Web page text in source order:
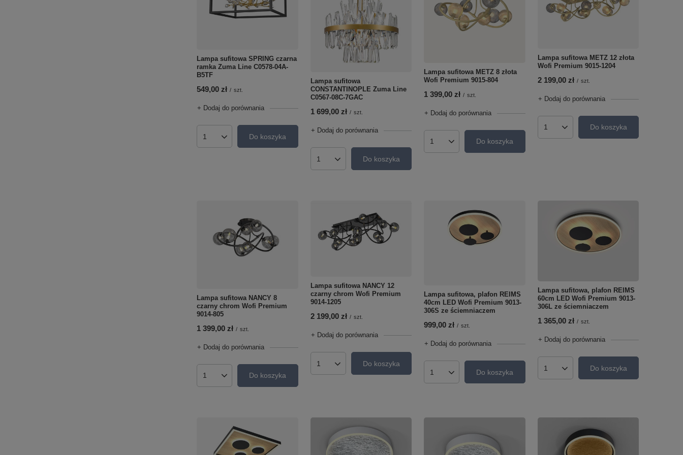
Lampa sufitowa SPRING czarna
ramka Zuma Line C0578-04A-
B5TF
549,00 zł / szt.
+ Dodaj do porównania
Ilość produktówDo koszyka
Lampa sufitowa
CONSTANTINOPLE Zuma Line
C0567-08C-7GAC
1 699,00 zł / szt.
+ Dodaj do porównania
Ilość produktówDo koszyka
Lampa sufitowa METZ 8 złota
Wofi Premium 9015-804
1 399,00 zł / szt.
+ Dodaj do porównania
Ilość produktówDo koszyka
Lampa sufitowa METZ 12 złota
Wofi Premium 9015-1204
2 199,00 zł / szt.
+ Dodaj do porównania
Ilość produktówDo koszyka
Lampa sufitowa NANCY 8
czarny chrom Wofi Premium
9014-805
1 399,00 zł / szt.
+ Dodaj do porównania
Ilość produktówDo koszyka
Lampa sufitowa NANCY 12
czarny chrom Wofi Premium
9014-1205
2 199,00 zł / szt.
+ Dodaj do porównania
Ilość produktówDo koszyka
Lampa sufitowa, plafon REIMS
40cm LED Wofi Premium 9013-
306S ze ściemniaczem
999,00 zł / szt.
+ Dodaj do porównania
Ilość produktówDo koszyka
Lampa sufitowa, plafon REIMS
60cm LED Wofi Premium 9013-
306L ze ściemniaczem
1 365,00 zł / szt.
+ Dodaj do porównania
Ilość produktówDo koszyka